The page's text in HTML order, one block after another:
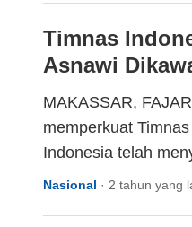
Timnas
Asnawi
MAKASSAR,
memperkuat
Indonesia telah
Nasional · 2 tahun yang